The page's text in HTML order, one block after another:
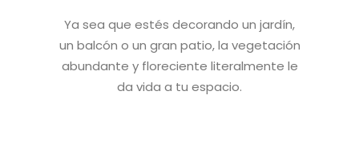
Ya sea que estés decorando un jardín,
un balcón o un gran patio, la vegetación
abundante y floreciente literalmente le
da vida a tu espacio.